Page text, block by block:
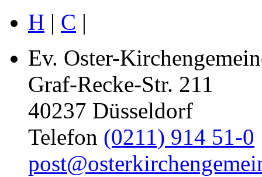
H | C |
Ev. Oster-
Graf-Recke-Str. 211
40237 Düsseldorf
Telefon (0211) 914 51-0